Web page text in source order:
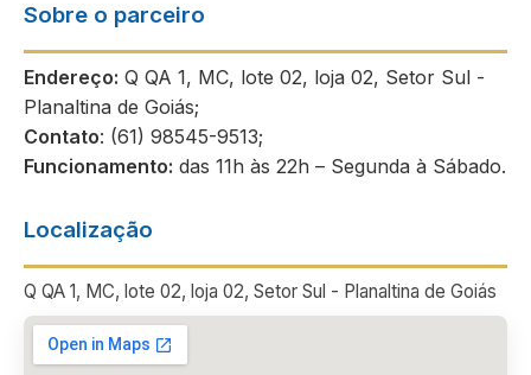
Sobre o parceiro
Endereço: Q QA 1, MC, lote 02, loja 02, Setor Sul -
Planaltina de Goiás;
Contato: (61) 98545-9513;
Funcionamento: das 11h às 22h – Segunda à Sábado.
Localização
Q QA 1, MC, lote 02, loja 02, Setor Sul - Planaltina de Goiás